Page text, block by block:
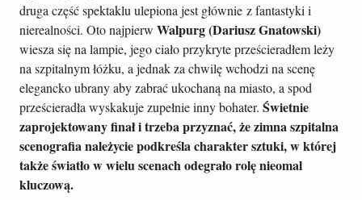
druga część spektaklu ulepiona jest głównie z fantastyki i
nierealności. Oto najpierw Walpurg (Dariusz Gnatowski)
wiesza się na lampie, jego ciało przykryte prześcieradłem leży
na szpitalnym łóżku, a jednak za chwilę wchodzi na scenę
elegancko ubrany aby zabrać ukochaną na miasto, a spod
prześcieradła wyskakuje zupełnie inny bohater. Świetnie
zaprojektowany finał i trzeba przyznać, że zimna szpitalna
scenografia należycie podkreśla charakter sztuki, w której
także światło w wielu scenach odegrało rolę nieomal
kluczową.